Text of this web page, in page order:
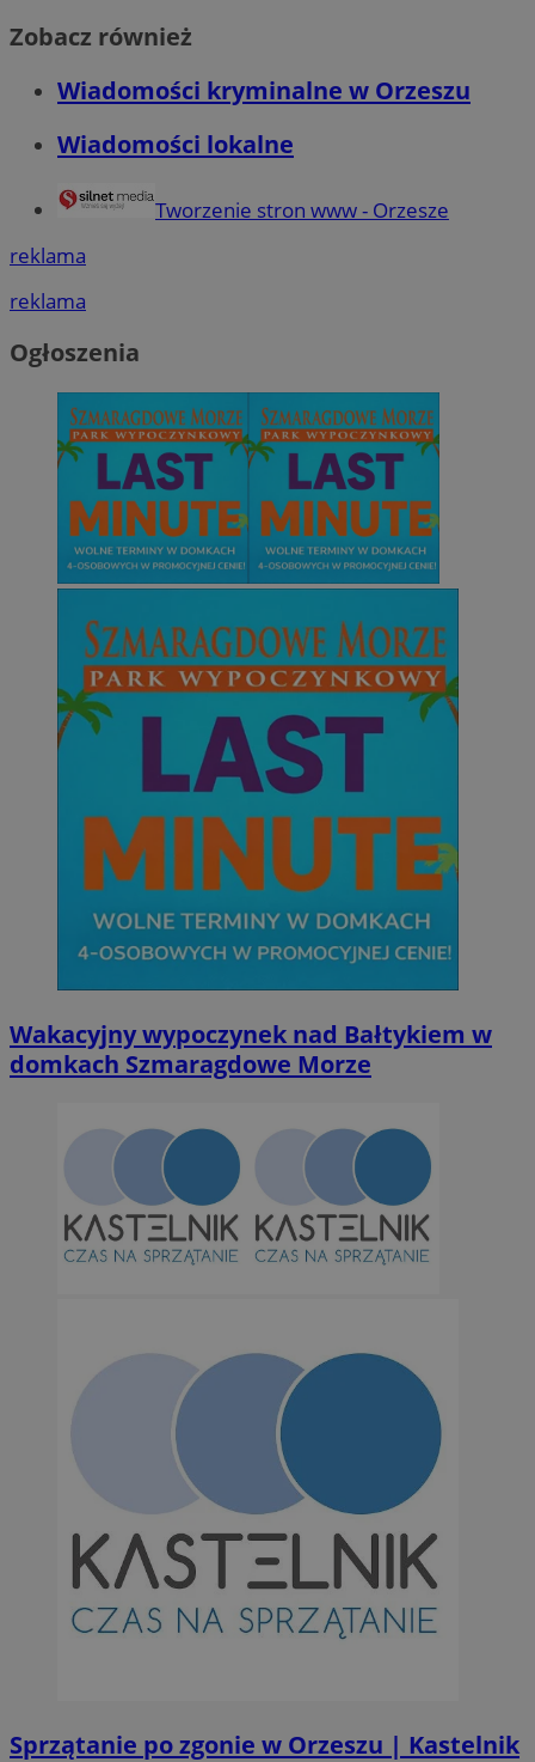
Zobacz również
Wiadomości kryminalne w Orzeszu
Wiadomości lokalne
Tworzenie stron www - Orzesze
reklama
reklama
Ogłoszenia
Wakacyjny wypoczynek nad Bałtykiem w
domkach Szmaragdowe Morze
Sprzątanie po zgonie w Orzeszu | Kastelnik